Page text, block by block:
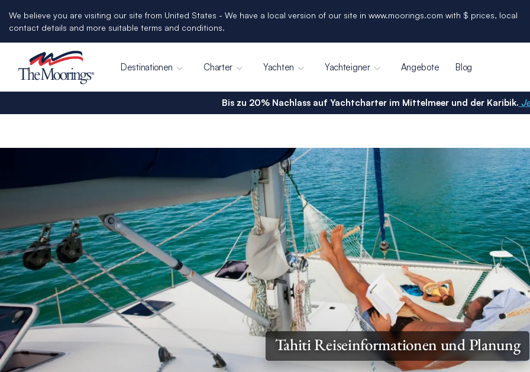
We believe you are visiting our site from United States - We have a local version of our site in www.moorings.com with $ prices, local
contact details and more suitable terms and conditions.
Destinationen Charter Yachten Yachteigner Angebote Blog
Bis zu 20% Nachlass auf Yachtcharter im Mittelmeer und der Karibik.
Tahiti Reiseinformationen und Planung